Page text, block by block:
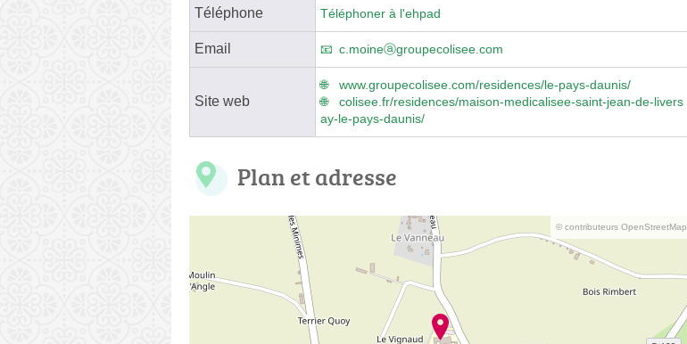
Téléphone Téléphoner à l'ehpad
Email c.moineⓐgroupecolisee.com
Site web
www.groupecolisee.com/residences/le-pays-daunis/
colisee.fr/residences/maison-medicalisee-saint-jean-de-livers
ay-le-pays-daunis/
Plan et adresse
© contributeurs OpenStreetMap